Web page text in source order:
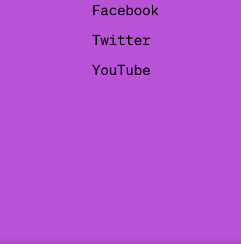
Facebook
Twitter
YouTube